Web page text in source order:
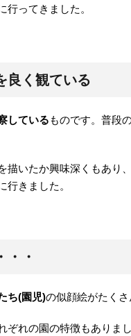
行ってきました。
良く観ている
しているものです。普段
描いたか興味深くもあり
行きました。
・・
ち(園児)の似顔絵がたくさ
ぞれの園の特徴もありまし